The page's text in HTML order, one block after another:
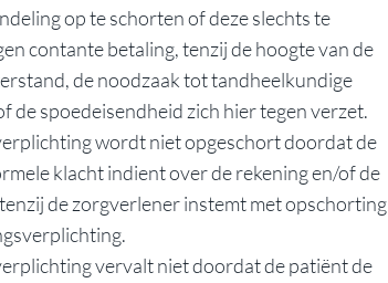
op te schorten of deze slechts te
contante betaling, tenzij de hoogte van de
de noodzaak tot tandheelkundige
de spoedeisendheid zich hier tegen verzet.
wordt niet opgeschort doordat de
klacht indient over de rekening en/of de
de zorgverlener instemt met opschorting
vervalt niet doordat de patiënt de